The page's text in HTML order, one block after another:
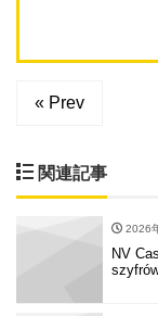
« Prev
関連記事
2026
NV